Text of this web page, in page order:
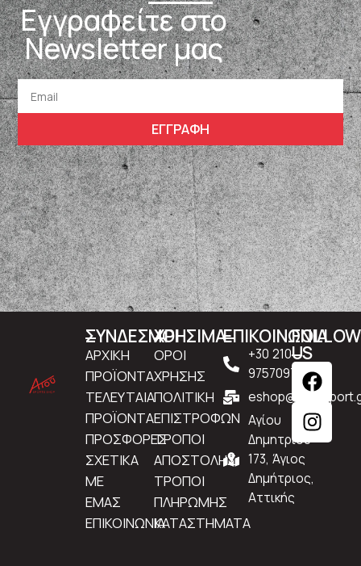
Εγγραφείτε στο
Newsletter μας
ΕΓΓΡΑΦΗ
ΣΥΝΔΕΣΜΟΙ
ΑΡΧΙΚΗ
ΠΡΟΪΟΝΤΑ
ΤΕΛΕΥΤΑΙΑ
ΠΡΟΪΟΝΤΑ
ΠΡΟΣΦΟΡΕΣ
ΣΧΕΤΙΚΑ
ΜΕ
ΕΜΑΣ
ΕΠΙΚΟΙΝΩΝΙΑ
ΧΡΗΣΙΜΑ
ΟΡΟΙ
ΧΡΗΣΗΣ
ΠΟΛΙΤΙΚΗ
ΕΠΙΣΤΡΟΦΩΝ
ΤΡΟΠΟΙ
ΑΠΟΣΤΟΛΗΣ
ΤΡΟΠΟΙ
ΠΛΗΡΩΜΗΣ
ΚΑΤΑΣΤΗΜΑΤΑ
ΕΠΙΚΟΙΝΩΝΙΑ
+30 210
9757097
Αγίου
Δημητρίου
173, Άγιος
Δημήτριος,
Αττικής
FOLLOW
US